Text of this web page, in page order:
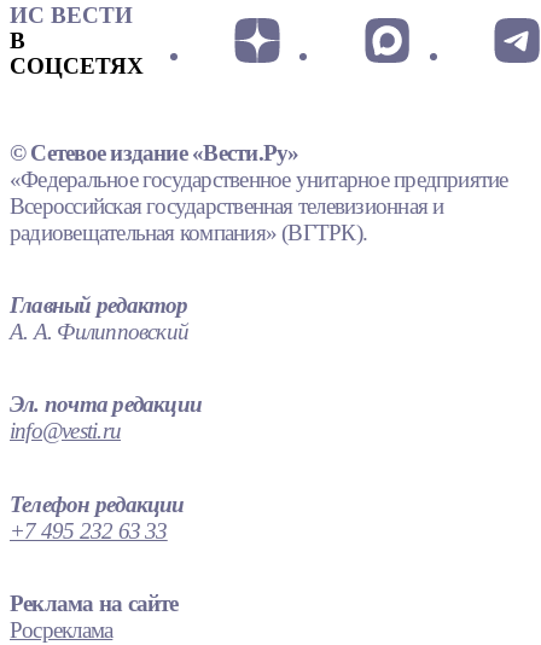
ИС ВЕСТИ
В
СОЦСЕТЯХ
© Сетевое издание «Вести.Ру»
«Федеральное государственное унитарное предприятие
Всероссийская государственная телевизионная и
радиовещательная компания» (ВГТРК).
Главный редактор
А. А. Филипповский
Эл. почта редакции
info@vesti.ru
Телефон редакции
+7 495 232 63 33
Реклама на сайте
Росреклама